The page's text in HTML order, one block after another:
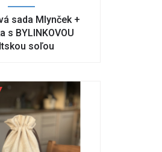
sada Mlynček +
s BYLINKOVOU
soľou